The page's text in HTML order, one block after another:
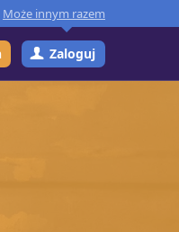
Może innym razem
Zaloguj